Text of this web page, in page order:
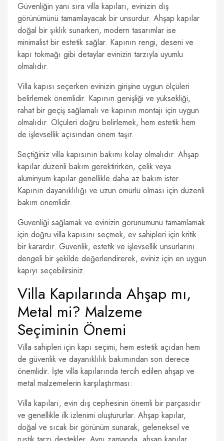
Güvenliğin yanı sıra villa kapıları, evinizin dış
görünümünü tamamlayacak bir unsurdur. Ahşap kapılar
doğal bir şıklık sunarken, modern tasarımlar ise
minimalist bir estetik sağlar. Kapının rengi, deseni ve
kapı tokmağı gibi detaylar evinizin tarzıyla uyumlu
olmalıdır.
Villa kapısı seçerken evinizin girişine uygun ölçüleri
belirlemek önemlidir. Kapının genişliği ve yüksekliği,
rahat bir geçiş sağlamalı ve kapının montajı için uygun
olmalıdır. Ölçüleri doğru belirlemek, hem estetik hem
de işlevsellik açısından önem taşır.
Seçtiğiniz villa kapısının bakımı kolay olmalıdır. Ahşap
kapılar düzenli bakım gerektirirken, çelik veya
alüminyum kapılar genellikle daha az bakım ister.
Kapının dayanıklılığı ve uzun ömürlü olması için düzenli
bakım önemlidir.
Güvenliği sağlamak ve evinizin görünümünü tamamlamak
için doğru villa kapısını seçmek, ev sahipleri için kritik
bir karardır. Güvenlik, estetik ve işlevsellik unsurlarını
dengeli bir şekilde değerlendirerek, eviniz için en uygun
kapıyı seçebilirsiniz.
Villa Kapılarında Ahşap mı,
Metal mi? Malzeme
Seçiminin Önemi
Villa sahipleri için kapı seçimi, hem estetik açıdan hem
de güvenlik ve dayanıklılık bakımından son derece
önemlidir. İşte villa kapılarında tercih edilen ahşap ve
metal malzemelerin karşılaştırması:
Villa kapıları, evin dış cephesinin önemli bir parçasıdır
ve genellikle ilk izlenimi oluştururlar. Ahşap kapılar,
doğal ve sıcak bir görünüm sunarak, geleneksel ve